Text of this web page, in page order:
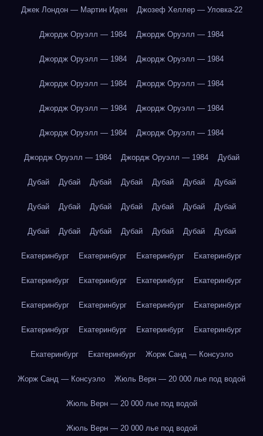
Джек Лондон — Мартин Иден Джозеф Хеллер — Уловка-22
Джордж Оруэлл — 1984 Джордж Оруэлл — 1984
Джордж Оруэлл — 1984 Джордж Оруэлл — 1984
Джордж Оруэлл — 1984 Джордж Оруэлл — 1984
Джордж Оруэлл — 1984 Джордж Оруэлл — 1984
Джордж Оруэлл — 1984 Джордж Оруэлл — 1984
Джордж Оруэлл — 1984 Джордж Оруэлл — 1984 Дубай
Дубай Дубай Дубай Дубай Дубай Дубай Дубай
Дубай Дубай Дубай Дубай Дубай Дубай Дубай
Дубай Дубай Дубай Дубай Дубай Дубай Дубай
Екатеринбург Екатеринбург Екатеринбург Екатеринбург
Екатеринбург Екатеринбург Екатеринбург Екатеринбург
Екатеринбург Екатеринбург Екатеринбург Екатеринбург
Екатеринбург Екатеринбург Екатеринбург Екатеринбург
Екатеринбург Екатеринбург Жорж Санд — Консуэло
Жорж Санд — Консуэло Жюль Верн — 20 000 лье под водой
Жюль Верн — 20 000 лье под водой
Жюль Верн — 20 000 лье под водой